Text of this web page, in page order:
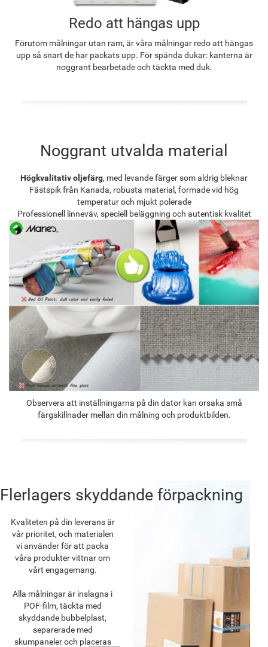
Redo att hängas upp
Förutom målningar utan ram, är våra målningar redo att hängas
upp så snart de har packats upp. För spända dukar: kanterna är
noggrant bearbetade och täckta med duk.
Noggrant utvalda material
Högkvalitativ oljefärg, med levande färger som aldrig bleknar
Fästspik från Kanada, robusta material, formade vid hög
temperatur och mjukt polerade
Professionell linneväv, speciell beläggning och autentisk kvalitet
Observera att inställningarna på din dator kan orsaka små
färgskillnader mellan din målning och produktbilden.
Flerlagers skyddande förpackning
Kvaliteten på din leverans är
vår prioritet, och materialen
vi använder för att packa
våra produkter vittnar om
vårt engagemang.
Alla målningar är inslagna i
POF-film, täckta med
skyddande bubbelplast,
separerade med
skumpaneler och placeras